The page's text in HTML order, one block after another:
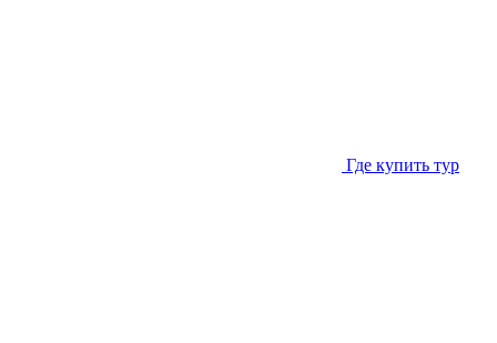
Где купить тур